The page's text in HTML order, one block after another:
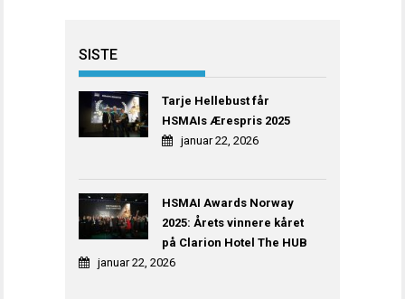
SISTE
Tarje Hellebust får
HSMAIs Ærespris 2025
januar 22, 2026
HSMAI Awards Norway
2025: Årets vinnere kåret
på Clarion Hotel The HUB
januar 22, 2026